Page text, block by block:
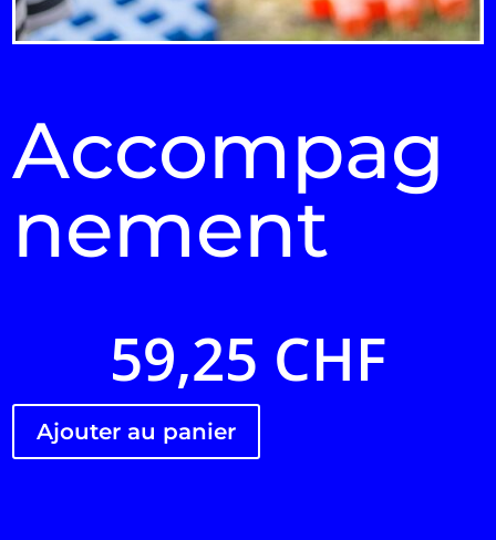
Accompag
nement
59,25 CHF
Ajouter au panier